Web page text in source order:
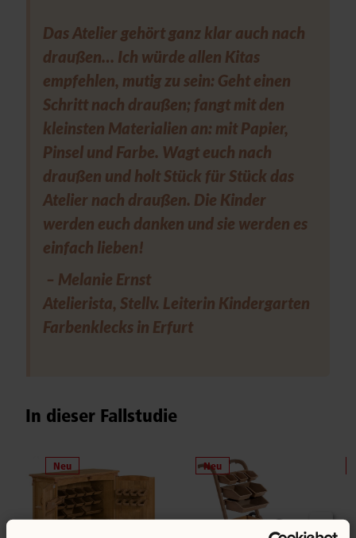
Das Atelier gehört ganz klar auch nach
draußen… Ich würde allen Kitas
empfehlen, mutig zu sein: Geht einen
Schritt nach draußen; fangt mit den
kleinsten Materialien an: mit Papier,
Pinsel und Farbe. Wagt euch nach
draußen und holt Stück für Stück das
Atelier nach draußen. Die Kinder
werden euch danken und sie werden es
einfach lieben!
– Melanie Ernst
Atelierista, Stellv. Leiterin Kindergarten
Farbenklecks in Erfurt
In dieser Fallstudie